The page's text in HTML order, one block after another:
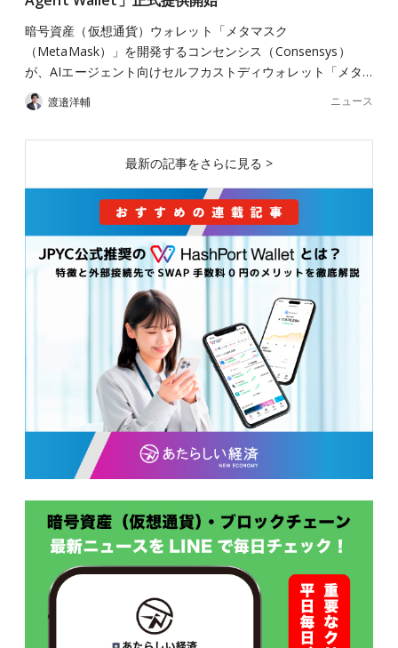
暗号資産（仮想通貨）ウォレット「メタマスク
（MetaMask）」を開発するコンセンシス（Consensys）
が、AIエージェント向けセルフカストディウォレット「メタ…
渡邉洋輔 ニュース
最新の記事をさらに見る >